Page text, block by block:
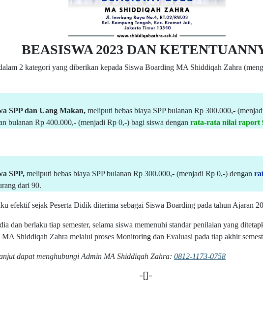
BEASISWA 2023 DAN
2 kategori yang diberikan kepada Siswa Boarding MA Shiddiqah Zahra
SPP dan Uang Makan, meliputi bebas biaya SPP bulanan Rp 300.000,-
bulanan Rp 400.000,- (menjadi Rp 0,-) bagi siswa dengan rata-rata nilai raport
SPP, meliputi bebas biaya SPP bulanan Rp 300.000,- (menjadi Rp 0,-) dengan
dari 90.
efektif sejak Peserta Didik diterima sebagai Siswa Boarding pada tahun Ajaran
dan berlaku tiap semester, selama siswa memenuhi standar penilaian yang
Shiddiqah Zahra melalui proses Monitoring dan Evaluasi pada tiap akhir
dapat menghubungi Admin MA Shiddiqah Zahra: 0812-1173-0758
-[]-